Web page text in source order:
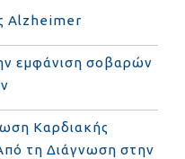
Alzheimer
εμφάνιση σοβαρών
Καρδιακής
τη Διάγνωση στην